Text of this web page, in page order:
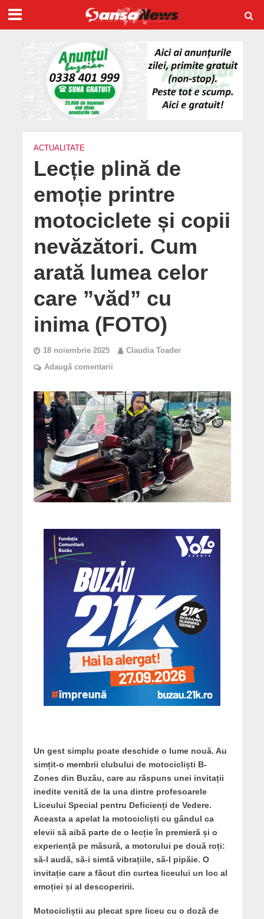
ACTUALITATE
Lecție plină de
emoție printre
motociclete și copii
nevăzători. Cum
arată lumea celor
care ”văd” cu
inima (FOTO)
18 noiembrie 2025
Claudia Toader
Adaugă comentarii
Un gest simplu poate deschide o lume nouă. Au
simțit-o membrii clubului de motocicliști B-
Zones din Buzău, care au răspuns unei invitații
inedite venită de la una dintre profesoarele
Liceului Special pentru Deficienți de Vedere.
Aceasta a apelat la motocicliști cu gândul ca
elevii să aibă parte de o lecție în premieră și o
experiență pe măsură, a motorului pe două roți:
să-l audă, să-i simtă vibrațiile, să-l pipăie. O
invitație care a făcut din curtea liceului un loc al
emoției și al descoperirii.
Motocicliștii au plecat spre liceu cu o doză de